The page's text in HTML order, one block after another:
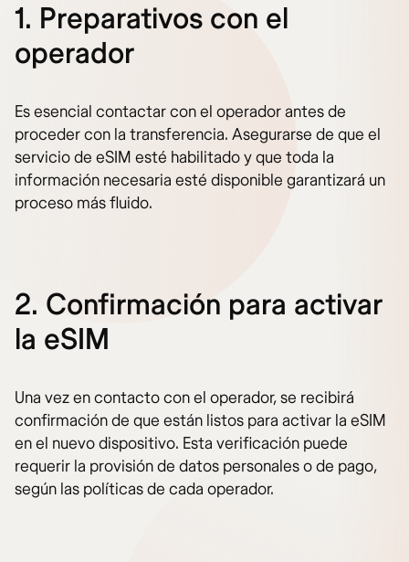
1. Preparativos con el
operador
Es esencial contactar con el operador antes de
proceder con la transferencia. Asegurarse de que el
servicio de eSIM esté habilitado y que toda la
información necesaria esté disponible garantizará un
proceso más fluido.
2. Confirmación para activar
la eSIM
Una vez en contacto con el operador, se recibirá
confirmación de que están listos para activar la eSIM
en el nuevo dispositivo. Esta verificación puede
requerir la provisión de datos personales o de pago,
según las políticas de cada operador.